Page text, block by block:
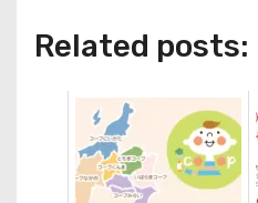
Related posts: